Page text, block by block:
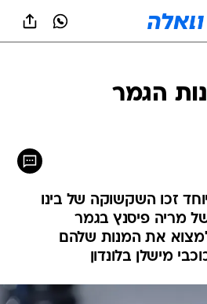
הגמר
זכו השקשוקה של בינו
של מריה פיסנץ בגמר
את המנות שלהם
מישלן בלונדון